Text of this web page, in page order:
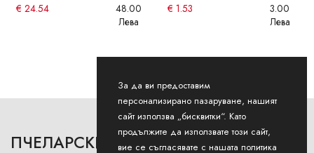
€ 24.54
48.00
Лева
€ 1.53
3.00
Лева
ПЧЕЛАРСКИ
РАБОТНО ВРЕМЕ
За да ви предоставим
персонализирано пазаруване, нашият
сайт използва „бисквитки“. Като
продължите да използвате този сайт,
вие се съгласявате с нашата политика